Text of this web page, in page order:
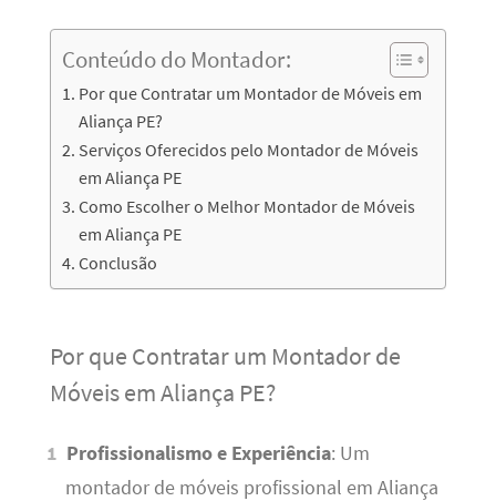
Conteúdo do Montador:
Por que Contratar um Montador de Móveis em
Aliança PE?
Serviços Oferecidos pelo Montador de Móveis
em Aliança PE
Como Escolher o Melhor Montador de Móveis
em Aliança PE
Conclusão
Por que Contratar um Montador de
Móveis em Aliança PE?
Profissionalismo e Experiência: Um
montador de móveis profissional em Aliança